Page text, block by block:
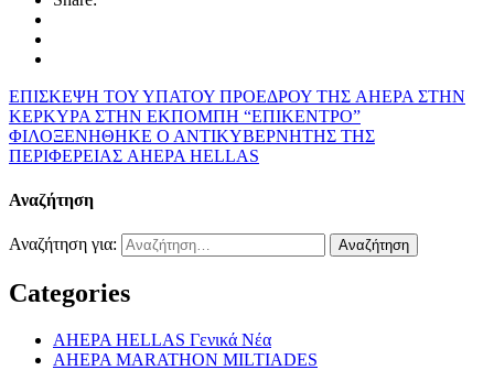
ΕΠΙΣΚΕΨΗ ΤΟΥ ΥΠΑΤΟΥ ΠΡΟΕΔΡΟΥ ΤΗΣ AHEPA ΣΤΗΝ
ΚΕΡΚΥΡΑ ΣΤΗΝ ΕΚΠΟΜΠΗ “ΕΠΙΚΕΝΤΡΟ”
ΦΙΛΟΞΕΝΗΘΗΚΕ Ο ΑΝΤΙΚΥΒΕΡΝΗΤΗΣ ΤΗΣ
ΠΕΡΙΦΕΡΕΙΑΣ AHEPA HELLAS
Αναζήτηση
Αναζήτηση για:
Categories
AHEPA HELLAS Γενικά Νέα
AHEPA MARATHON MILTIADES